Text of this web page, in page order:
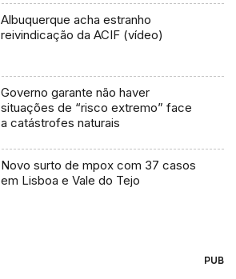
Albuquerque acha estranho
reivindicação da ACIF (vídeo)
Governo garante não haver
situações de “risco extremo” face
a catástrofes naturais
Novo surto de mpox com 37 casos
em Lisboa e Vale do Tejo
PUB